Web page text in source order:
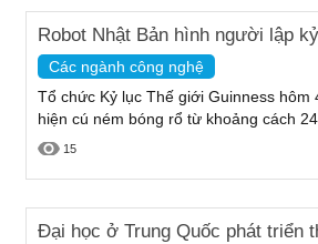
Robot Nhật Bản hình người lập
Các ngành công nghệ
Tổ chức Kỷ lục Thế giới Guinness
hiện cú ném bóng rổ từ khoảng cách
15
Đại học ở Trung Quốc phát triển